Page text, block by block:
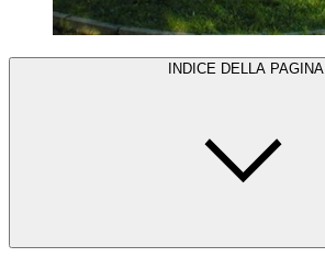
INDICE DELLA PAGINA